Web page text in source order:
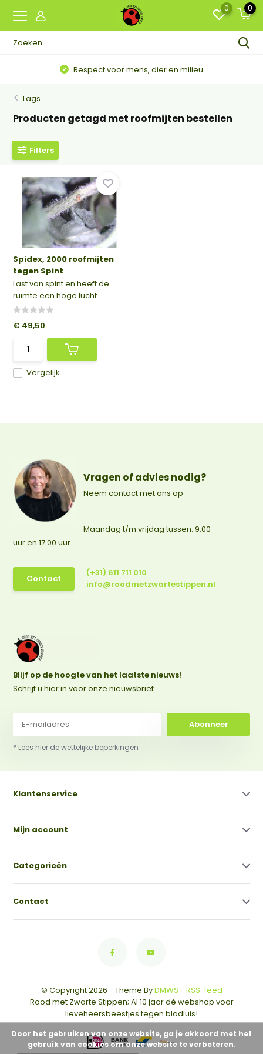
0 0
Respect voor mens, dier en milieu
Tags
Producten getagd met roofmijten bestellen
Filters
Spidex, 2000 roofmijten
tegen Spint
Last van spint en heeft de
ruimte een hoge lucht...
Vergelijk
€ 49,50
Vragen of advies nodig?
Neem contact met ons op
Maandag t/m vrijdag tussen: 9.00
uur en 17:00 uur
Contact
(+31) 611 711 010
info@roodmetzwartestippen.nl
Blijf op de hoogte van het laatste nieuws!
Schrijf u hier in voor onze nieuwsbrief
Abonneer
* Lees hier de wettelijke beperkingen
Klantenservice
Mijn account
Categorieën
Contact
© Copyright 2026 - Theme ByDMWS - RSS-feed
Rood met Zwarte Stippen; Al 10 jaar dé webshop voor
lieveheersbeestjes tegen bladluis!
Door het gebruiken van onze website, ga je akkoord met het
gebruik van cookies om onze website te verbeteren.